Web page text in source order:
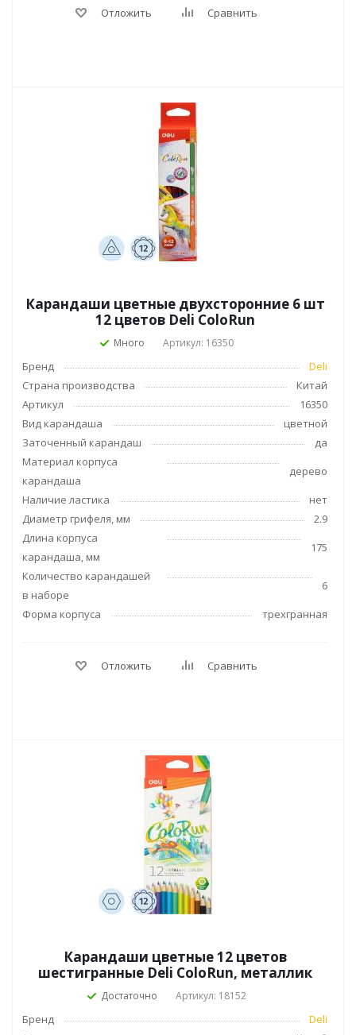
Отложить Сравнить
Карандаши цветные двухсторонние 6 шт
12 цветов Deli ColoRun
Много Артикул: 16350
Бренд
Deli
Страна производства
Китай
Артикул
16350
Вид карандаша
цветной
Заточенный карандаш
да
Материал корпуса
карандаша
дерево
Наличие ластика
нет
Диаметр грифеля, мм
2.9
Длина корпуса
карандаша, мм
175
Количество карандашей
в наборе
6
Форма корпуса
трехгранная
Отложить Сравнить
Карандаши цветные 12 цветов
шестигранные Deli ColoRun, металлик
Достаточно Артикул: 18152
Бренд
Deli